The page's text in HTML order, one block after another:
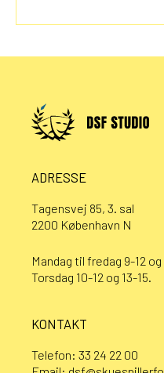
ADRESSE
Tagensvej 85, 3. sal
2200 København N
Mandag til fredag 9-12 og
Torsdag 10-12 og 13-15.
KONTAKT
Telefon: 33 24 22 00